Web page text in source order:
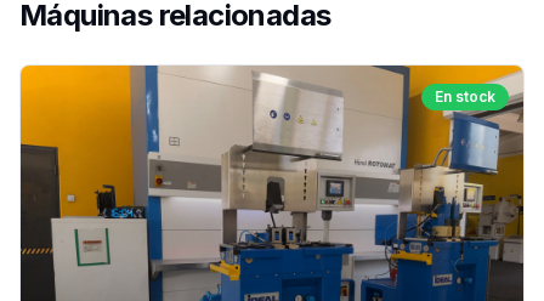
Máquinas relacionadas
En stock